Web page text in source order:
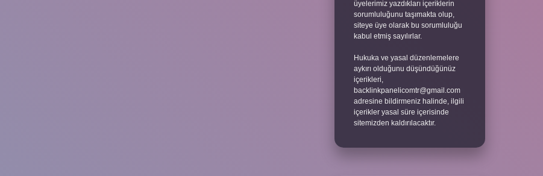
üyelerimiz yazdıkları içeriklerin
sorumluluğunu taşımakta olup,
siteye üye olarak bu sorumluluğu
kabul etmiş sayılırlar.
Hukuka ve yasal düzenlemelere
aykırı olduğunu düşündüğünüz
içerikleri,
backlinkpanelicomtr@gmail.com
adresine bildirmeniz halinde, ilgili
içerikler yasal süre içerisinde
sitemizden kaldırılacaktır.